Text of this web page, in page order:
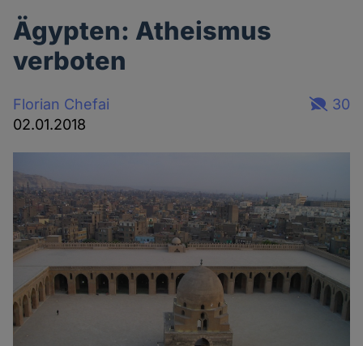
Ägypten: Atheismus
verboten
Florian Chefai
02.01.2018
30